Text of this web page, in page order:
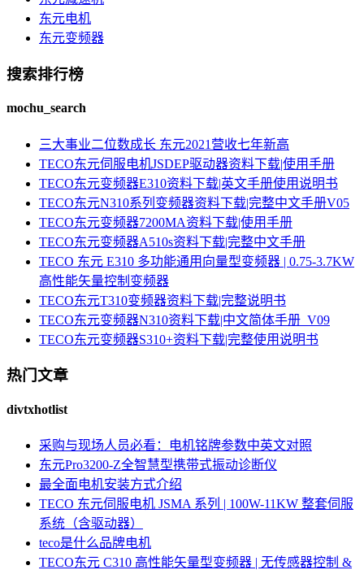
东元电机
东元变频器
搜索排行榜
mochu_search
三大事业二位数成长 东元2021营收七年新高
TECO东元伺服电机JSDEP驱动器资料下载|使用手册
TECO东元变频器E310资料下载|英文手册使用说明书
TECO东元N310系列变频器资料下载|完整中文手册V05
TECO东元变频器7200MA资料下载|使用手册
TECO东元变频器A510s资料下载|完整中文手册
TECO 东元 E310 多功能通用向量型变频器 | 0.75-3.7KW
高性能矢量控制变频器
TECO东元T310变频器资料下载|完整说明书
TECO东元变频器N310资料下载|中文简体手册_V09
TECO东元变频器S310+资料下载|完整使用说明书
热门文章
divtxhotlist
采购与现场人员必看：电机铭牌参数中英文对照
东元Pro3200-Z全智慧型携带式振动诊断仪
最全面电机安装方式介绍
TECO 东元伺服电机 JSMA 系列 | 100W-11KW 整套伺服
系统（含驱动器）
teco是什么品牌电机
TECO东元 C310 高性能矢量型变频器 | 无传感器控制 &